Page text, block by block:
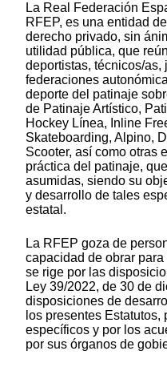
La Real Federación
RFEP, es una entidad
derecho privado, sin
utilidad pública, que
deportistas, técnicos/as,
federaciones
deporte del patinaje
de Patinaje Artístico,
Hockey Línea, Inline
Skateboarding, Alpino,
Scooter, así como otras
práctica del patinaje,
asumidas, siendo su
y desarrollo de tales
estatal.
La RFEP goza de
capacidad de obrar
se rige por las
Ley 39/2022, de 30 de
disposiciones de
los presentes
específicos y por los
por sus órganos de